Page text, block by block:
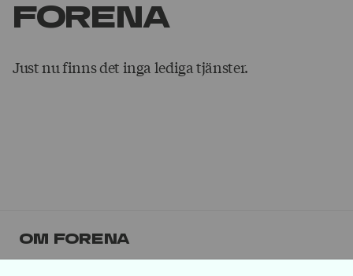
Forena
Just nu finns det inga lediga tjänster.
Om Forena